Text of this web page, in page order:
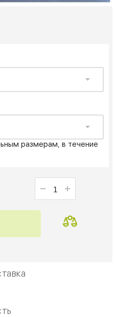
размерам, в течение